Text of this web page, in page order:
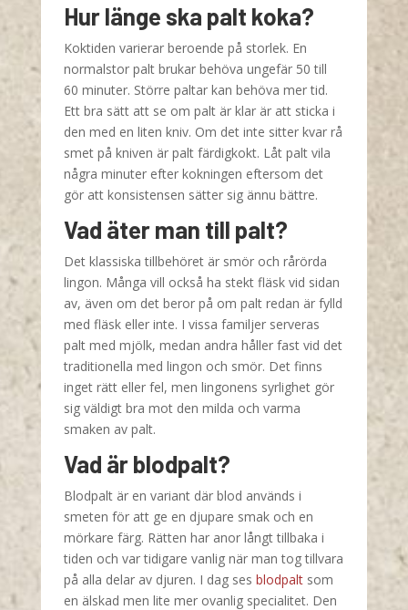
Hur länge ska palt koka?
Koktiden varierar beroende på storlek. En
normalstor palt brukar behöva ungefär 50 till
60 minuter. Större paltar kan behöva mer tid.
Ett bra sätt att se om palt är klar är att sticka i
den med en liten kniv. Om det inte sitter kvar rå
smet på kniven är palt färdigkokt. Låt palt vila
några minuter efter kokningen eftersom det
gör att konsistensen sätter sig ännu bättre.
Vad äter man till palt?
Det klassiska tillbehöret är smör och rårörda
lingon. Många vill också ha stekt fläsk vid sidan
av, även om det beror på om palt redan är fylld
med fläsk eller inte. I vissa familjer serveras
palt med mjölk, medan andra håller fast vid det
traditionella med lingon och smör. Det finns
inget rätt eller fel, men lingonens syrlighet gör
sig väldigt bra mot den milda och varma
smaken av palt.
Vad är blodpalt?
Blodpalt är en variant där blod används i
smeten för att ge en djupare smak och en
mörkare färg. Rätten har anor långt tillbaka i
tiden och var tidigare vanlig när man tog tillvara
på alla delar av djuren. I dag ses blodpalt som
en älskad men lite mer ovanlig specialitet. Den